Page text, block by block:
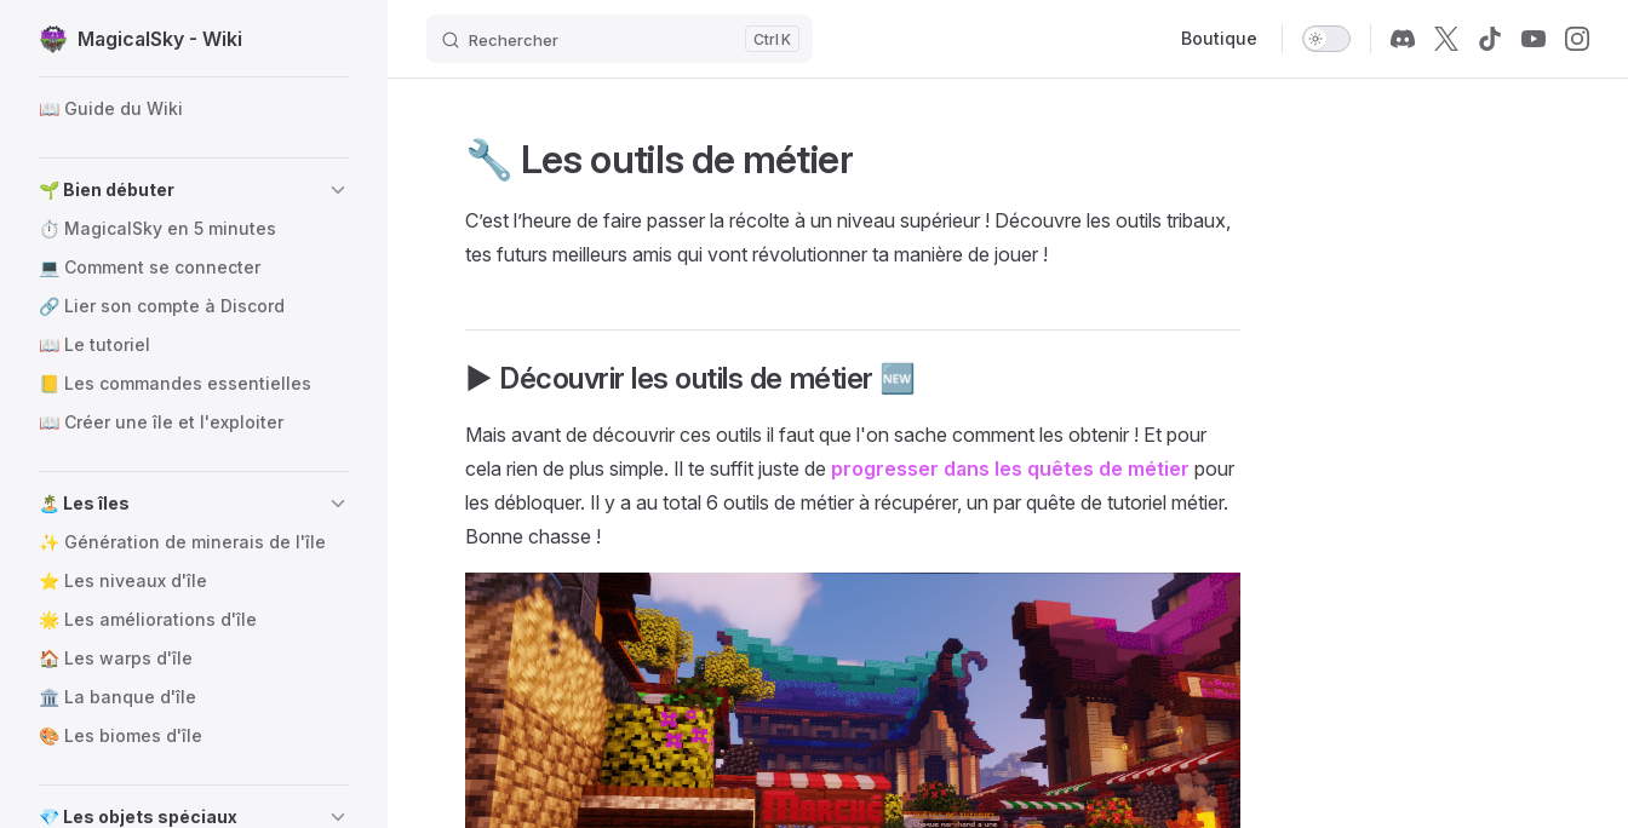
Passer au contenu
MagicalSky - Wiki Rechercher K Boutique
📖 Guide du Wiki
🌱 Bien débuter
⏱️ MagicalSky en 5 minutes
💻 Comment se connecter
🔗 Lier son compte à Discord
📖 Le tutoriel
📒 Les commandes essentielles
📖 Créer une île et l'exploiter
🏝️ Les îles
✨ Génération de minerais de l'île
⭐ Les niveaux d'île
🌟 Les améliorations d'île
🏠 Les warps d'île
🏛️ La banque d'île
🎨 Les biomes d'île
💎 Les objets spéciaux
🔧 Les outils de métier
C’est l’heure de faire passer la récolte à un niveau supérieur ! Découvre les outils tribaux,
tes futurs meilleurs amis qui vont révolutionner ta manière de jouer !
▶️ Découvrir les outils de métier 🆕
Mais avant de découvrir ces outils il faut que l'on sache comment les obtenir ! Et pour
cela rien de plus simple. Il te suffit juste de progresser dans les quêtes de métier pour
les débloquer. Il y a au total 6 outils de métier à récupérer, un par quête de tutoriel métier.
Bonne chasse !